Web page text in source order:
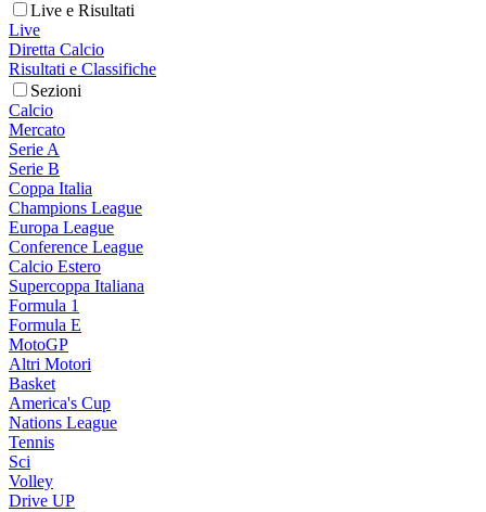
Live e Risultati
Live
Diretta Calcio
Risultati e Classifiche
Sezioni
Calcio
Mercato
Serie A
Serie B
Coppa Italia
Champions League
Europa League
Conference League
Calcio Estero
Supercoppa Italiana
Formula 1
Formula E
MotoGP
Altri Motori
Basket
America's Cup
Nations League
Tennis
Sci
Volley
Drive UP